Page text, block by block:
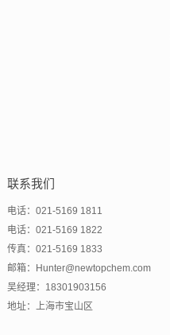
联系我们
电话：021-5169 1811
电话：021-5169 1822
传真：021-5169 1833
邮箱：Hunter@newtopchem.com
吴经理：18301903156
地址：上海市宝山区